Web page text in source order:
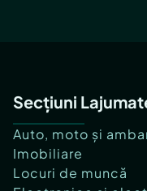
Secțiuni
Auto, moto și
Imobiliare
Locuri de muncă